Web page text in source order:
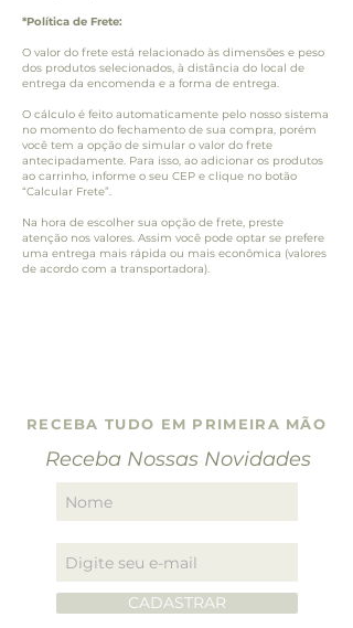
*Política de Frete:
O valor do frete está relacionado às dimensões e peso
dos produtos selecionados, à distância do local de
entrega da encomenda e a forma de entrega.
O cálculo é feito automaticamente pelo nosso sistema
no momento do fechamento de sua compra, porém
você tem a opção de simular o valor do frete
antecipadamente. Para isso, ao adicionar os produtos
ao carrinho, informe o seu CEP e clique no botão
“Calcular Frete”.
Na hora de escolher sua opção de frete, preste
atenção nos valores. Assim você pode optar se prefere
uma entrega mais rápida ou mais econômica (valores
de acordo com a transportadora).
RECEBA TUDO EM PRIMEIRA MÃO
Receba Nossas Novidades
CADASTRAR